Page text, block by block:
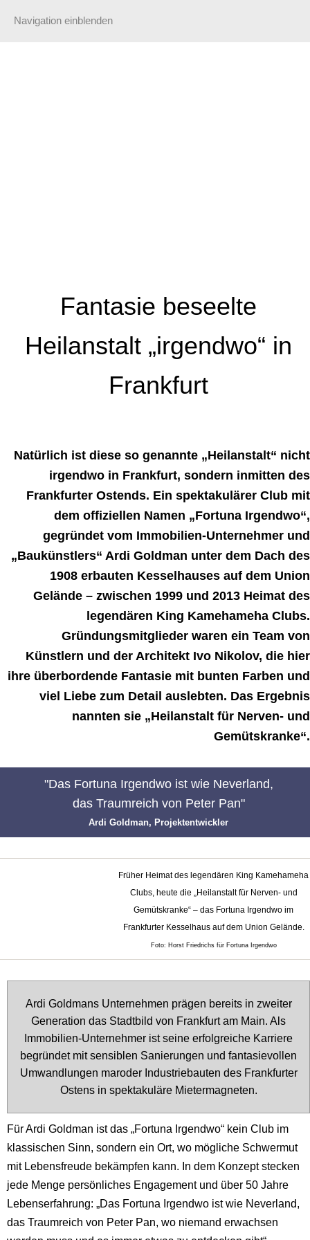
Navigation einblenden
Fantasie beseelte
Heilanstalt „irgendwo“ in
Frankfurt
Natürlich ist diese so genannte „Heilanstalt“ nicht
irgendwo in Frankfurt, sondern inmitten des
Frankfurter Ostends. Ein spektakulärer Club mit
dem offiziellen Namen „Fortuna Irgendwo“,
gegründet vom Immobilien-Unternehmer und
„Baukünstlers“ Ardi Goldman unter dem Dach des
1908 erbauten Kesselhauses auf dem Union
Gelände – zwischen 1999 und 2013 Heimat des
legendären King Kamehameha Clubs.
Gründungsmitglieder waren ein Team von
Künstlern und der Architekt Ivo Nikolov, die hier
ihre überbordende Fantasie mit bunten Farben und
viel Liebe zum Detail auslebten. Das Ergebnis
nannten sie „Heilanstalt für Nerven- und
Gemütskranke“.
"Das Fortuna Irgendwo ist wie Neverland,
das Traumreich von Peter Pan"
Ardi Goldman, Projektentwickler
Früher Heimat des legendären King Kamehameha
Clubs, heute die „Heilanstalt für Nerven- und
Gemütskranke“ – das Fortuna Irgendwo im
Frankfurter Kesselhaus auf dem Union Gelände.
Foto: Horst Friedrichs für Fortuna Irgendwo
Ardi Goldmans Unternehmen prägen bereits in zweiter
Generation das Stadtbild von Frankfurt am Main. Als
Immobilien-Unternehmer ist seine erfolgreiche Karriere
begründet mit sensiblen Sanierungen und fantasievollen
Umwandlungen maroder Industriebauten des Frankfurter
Ostens in spektakuläre Mietermagneten.
Für Ardi Goldman ist das „Fortuna Irgendwo“ kein Club im
klassischen Sinn, sondern ein Ort, wo mögliche Schwermut
mit Lebensfreude bekämpfen kann. In dem Konzept stecken
jede Menge persönliches Engagement und über 50 Jahre
Lebenserfahrung: „Das Fortuna Irgendwo ist wie Neverland,
das Traumreich von Peter Pan, wo niemand erwachsen